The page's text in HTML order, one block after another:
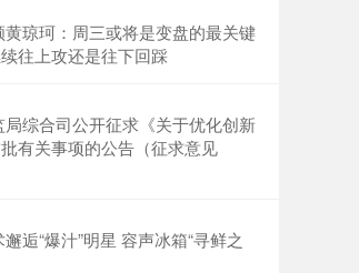
琼珂：周三或将是变盘的最关键
往上攻还是往下回踩
综合司公开征求《关于优化创新
有关事项的公告（征求意见
逅“爆汁”明星 容声冰箱“寻鲜之